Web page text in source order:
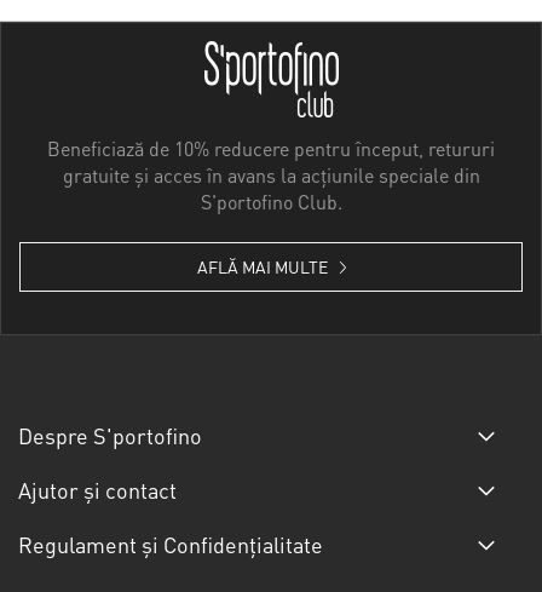
Beneficiază de 10% reducere pentru început, retururi
gratuite și acces în avans la acțiunile speciale din
S'portofino Club.
AFLĂ MAI MULTE
Despre S'portofino
Ajutor și contact
Regulament și Confidențialitate